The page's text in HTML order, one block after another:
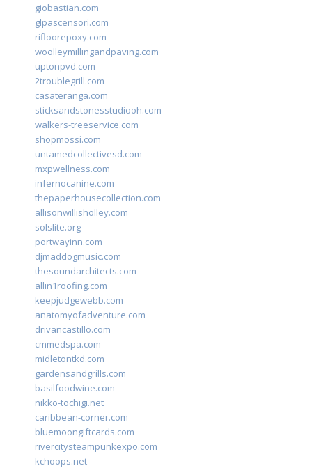
giobastian.com
glpascensori.com
rifloorepoxy.com
woolleymillingandpaving.com
uptonpvd.com
2troublegrill.com
casateranga.com
sticksandstonesstudiooh.com
walkers-treeservice.com
shopmossi.com
untamedcollectivesd.com
mxpwellness.com
infernocanine.com
thepaperhousecollection.com
allisonwillisholley.com
solslite.org
portwayinn.com
djmaddogmusic.com
thesoundarchitects.com
allin1roofing.com
keepjudgewebb.com
anatomyofadventure.com
drivancastillo.com
cmmedspa.com
midletontkd.com
gardensandgrills.com
basilfoodwine.com
nikko-tochigi.net
caribbean-corner.com
bluemoongiftcards.com
rivercitysteampunkexpo.com
kchoops.net